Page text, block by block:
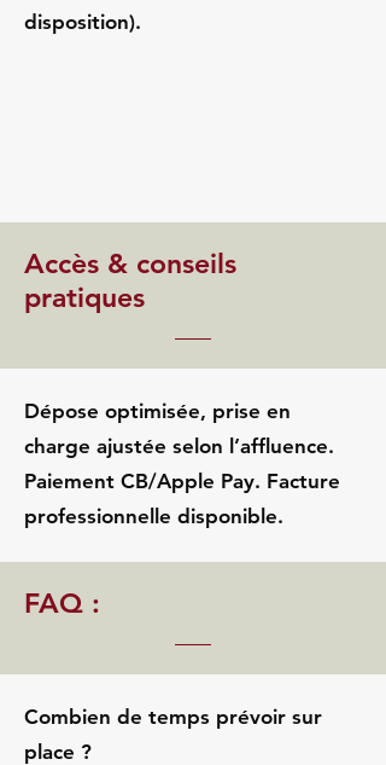
disposition).
Accès & conseils
pratiques
Dépose optimisée, prise en
charge ajustée selon l’affluence.
Paiement CB/Apple Pay. Facture
professionnelle disponible.
FAQ :
Combien de temps prévoir sur
place ?